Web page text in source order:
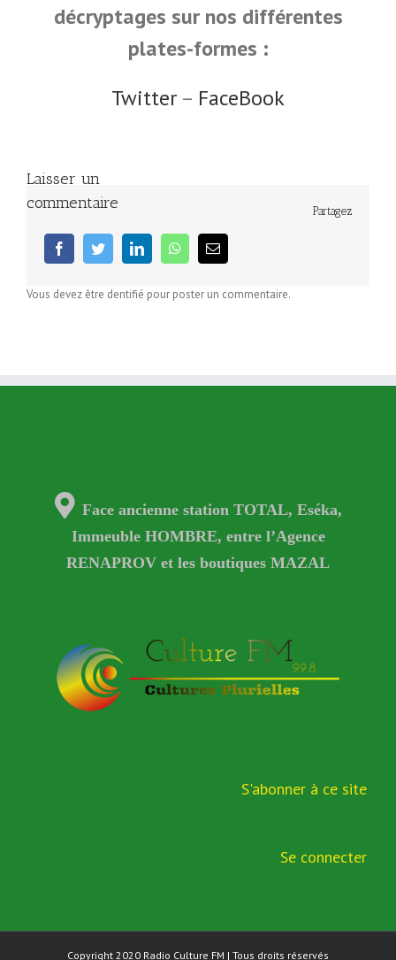
décryptages sur nos différentes
plates-formes :
Twitter – FaceBook
Partagez
facebooktwitter linkedin whatsappEmail
Laisser un
commentaire
Vous devez être dentifié pour poster un commentaire.
Face ancienne station TOTAL, Eséka,
Immeuble HOMBRE, entre l’Agence
RENAPROV et les boutiques MAZAL
S'abonner à ce site
Se connecter
Copyright 2020 Radio Culture FM | Tous droits réservés